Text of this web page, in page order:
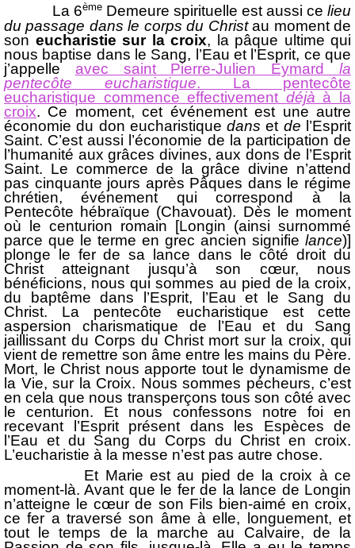
La 6èmeDemeure spirituelle est aussi celieu
du passage dans le corps du Christau moment de
son eucharistie sur la croix, la pâque ultime qui
nous baptise dans le Sang, l’Eau et l’Esprit, ce que
j’appelle avec saint Pierre-Julien Eymardla
pentecôte eucharistique. La pentecôte
eucharistique commence effectivement déjà à la
croix. Ce moment, cet événement est une autre
économie du don eucharistiquedans et de l’Esprit
Saint. C’est aussi l’économie de la participation de
l’humanité aux grâces divines, aux dons de l’Esprit
Saint. Le commerce de la grâce divine n’attend
pas cinquante jours après Pâques dans le régime
chrétien, événement qui correspond à la
Pentecôte hébraïque (Chavouat). Dès le moment
où le centurion romain [Longin (ainsi surnommé
parce que le terme en grec ancien signifie lance)]
plonge le fer de sa lance dans le côté droit du
Christ atteignant jusqu’à son cœur, nous
bénéficions, nous qui sommes au pied de la croix,
du baptême dans l’Esprit, l’Eau et le Sang du
Christ. La pentecôte eucharistique est cette
aspersion charismatique de l’Eau et du Sang
jaillissant du Corps du Christ mort sur la croix, qui
vient de remettre son âme entre les mains du Père.
Mort, le Christ nous apporte tout le dynamisme de
la Vie, sur la Croix. Nous sommes pécheurs, c’est
en cela que nous transperçons tous son côté avec
le centurion. Et nous confessons notre foi en
recevant l’Esprit présent dans les Espèces de
l’Eau et du Sang du Corps du Christ en croix.
L’eucharistie à la messe n’est pas autre chose.
Et Marie est au pied de la croix à ce
moment-là. Avant que le fer de la lance de Longin
n’atteigne le cœur de son Fils bien-aimé en croix,
ce fer a traversé son âme à elle, longuement, et
tout le temps de la marche au Calvaire, de la